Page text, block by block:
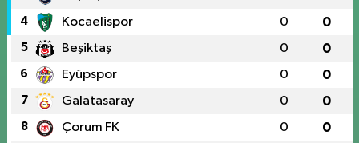
4 Kocaelispor 0 0
5 Beşiktaş 0 0
6 Eyüpspor 0 0
7 Galatasaray 0 0
8 Çorum FK 0 0